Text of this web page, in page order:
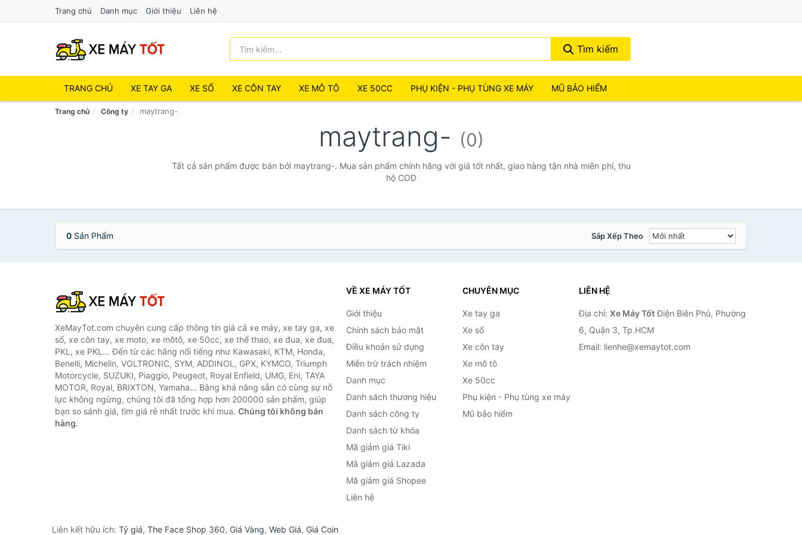
Trang chủ Danh mục Giới thiệu Liên hệ
Tìm kiếm
TRANG CHỦ XE TAY GA XE SỐ XE CÔN TAY XE MÔ TÔ XE 50CC PHỤ KIỆN - PHỤ TÙNG XE MÁY MŨ BẢO HIỂM
Trang chủ Công ty maytrang-
maytrang- (0)
Tất cả sản phẩm được bán bởi maytrang-. Mua sản phẩm chính hãng với giá tốt nhất, giao hàng tận nhà miễn phí, thu
hộ COD
0 Sản Phẩm Sắp Xếp Theo
XeMayTot.com chuyên cung cấp thông tin giá cả xe máy, xe tay ga, xe
số, xe côn tay, xe moto, xe môtô, xe 50cc, xe thể thao, xe đua, xe đua,
PKL, xe PKL... Đến từ các hãng nổi tiếng như Kawasaki, KTM, Honda,
Benelli, Michelin, VOLTRONIC, SYM, ADDINOL, GPX, KYMCO, Triumph
Motorcycle, SUZUKI, Piaggio, Peugeot, Royal Enfield, UMG, Eni, TAYA
MOTOR, Royal, BRIXTON, Yamaha... Bằng khả năng sẵn có cùng sự nỗ
lực không ngừng, chúng tôi đã tổng hợp hơn 200000 sản phẩm, giúp
bạn so sánh giá, tìm giá rẻ nhất trước khi mua. Chúng tôi không bán
hàng.
VỀ XE MÁY TỐT
Giới thiệu
Chính sách bảo mật
Điều khoản sử dụng
Miễn trừ trách nhiệm
Danh mục
Danh sách thương hiệu
Danh sách công ty
Danh sách từ khóa
Mã giảm giá Tiki
Mã giảm giá Lazada
Mã giảm giá Shopee
Liên hệ
CHUYÊN MỤC
Xe tay ga
Xe số
Xe côn tay
Xe mô tô
Xe 50cc
Phụ kiện - Phụ tùng xe máy
Mũ bảo hiểm
LIÊN HỆ
Địa chỉ: Xe Máy TốtĐiện Biên Phủ, Phường
6, Quận 3, Tp.HCM
Email: lienhe@xemaytot.com
Liên kết hữu ích: Tỷ giá, The Face Shop 360, Giá Vàng, Web Giá, Giá Coin